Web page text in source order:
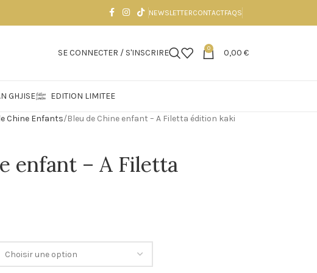
NEWSLETTERCONTACTFAQS
SE CONNECTER / S'INSCRIRE 0 0,00 €
GHJISE EDITION LIMITEE
Chine Enfants Bleu de Chine enfant – A Filetta édition kaki
enfant – A Filetta